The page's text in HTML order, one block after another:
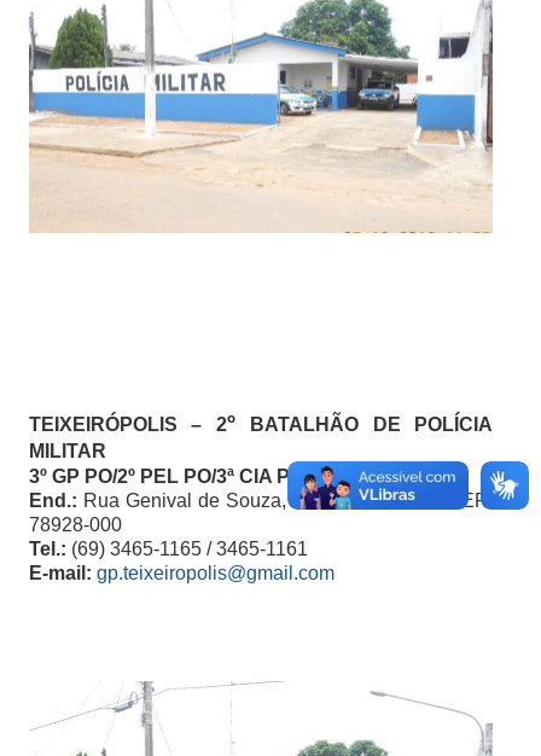
TEIXEIRÓPOLIS – 2º
BATALHÃO DE POLÍCIA
MILITAR
3º GP PO/2º PEL PO/3ª CIA PO
End.: Rua Genival de Souza, 2286 – Centro – CEP:
78928-000
Tel.: (69) 3465-1165 / 3465-1161
E-mail: gp.teixeiropolis@gmail.com